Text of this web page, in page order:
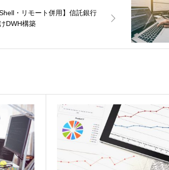
Shell・リモート併用】信託銀行
DWH構築